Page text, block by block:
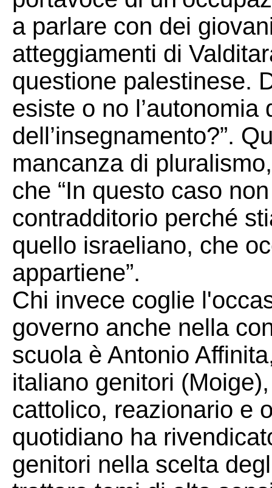
a parlare con dei
atteggiamenti di
questione palestinese.
esiste o no l’autonomia
dell’insegnamento?”.
mancanza di
che “In questo caso
contradditorio perché
quello israeliano, che
appartiene”.
Chi invece coglie
governo anche nella
scuola è Antonio
italiano genitori
cattolico, reazionario e
quotidiano ha
genitori nella scelta